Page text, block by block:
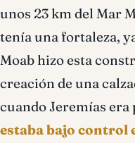
unos 23 km del Mar
tenía una fortaleza,
Moab hizo esta
creación de una
cuando Jeremías era
estaba bajo control